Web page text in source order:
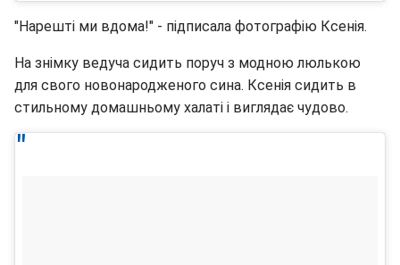
"Нарешті ми вдома!" - підписала фотографію Ксенія.
На знімку ведуча сидить поруч з модною люлькою
для свого новонародженого сина. Ксенія сидить в
стильному домашньому халаті і виглядає чудово.